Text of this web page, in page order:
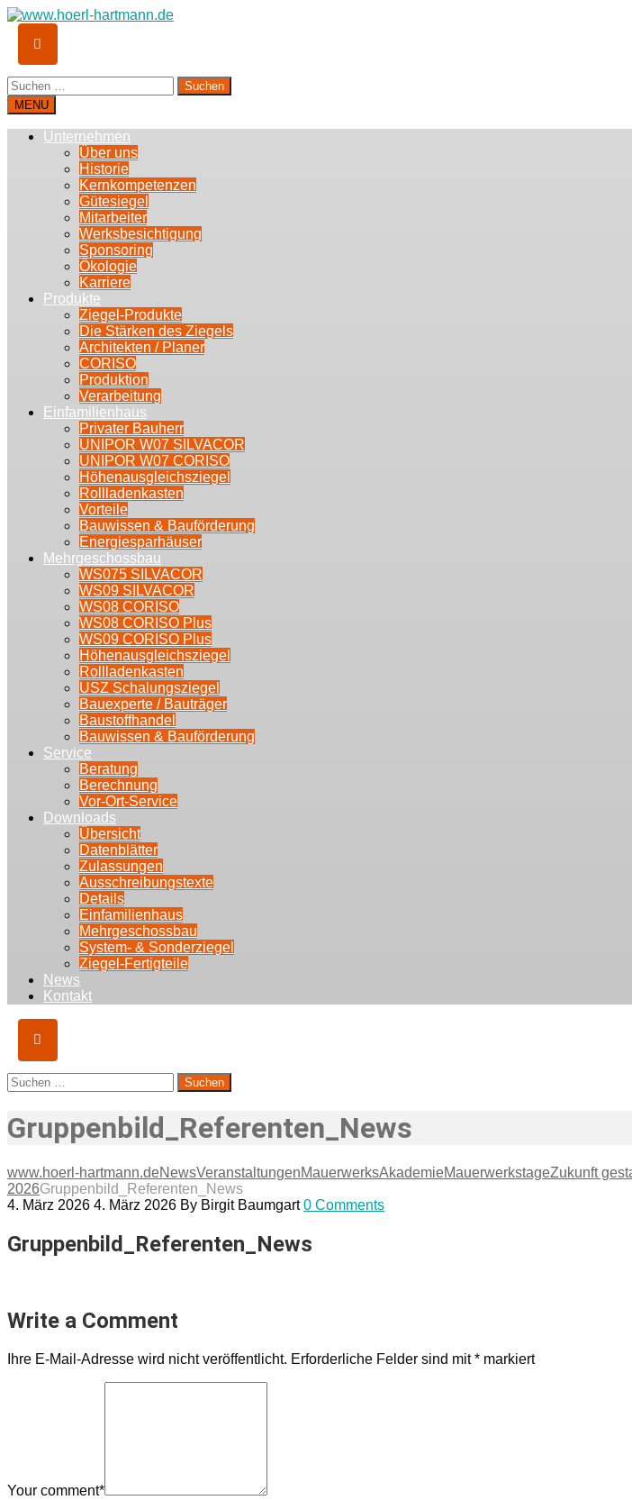
Suchen
nach:
MENU
Unternehmen
Über uns
Historie
Kernkompetenzen
Gütesiegel
Mitarbeiter
Werksbesichtigung
Sponsoring
Ökologie
Karriere
Produkte
Ziegel-Produkte
Die Stärken des Ziegels
Architekten / Planer
CORISO
Produktion
Verarbeitung
Einfamilienhaus
Privater Bauherr
UNIPOR W07 SILVACOR
UNIPOR W07 CORISO
Höhenausgleichsziegel
Rollladenkasten
Vorteile
Bauwissen & Bauförderung
Energiesparhäuser
Mehrgeschossbau
WS075 SILVACOR
WS09 SILVACOR
WS08 CORISO
WS08 CORISO Plus
WS09 CORISO Plus
Höhenausgleichsziegel
Rollladenkasten
USZ Schalungsziegel
Bauexperte / Bauträger
Baustoffhandel
Bauwissen & Bauförderung
Service
Beratung
Berechnung
Vor-Ort-Service
Downloads
Übersicht
Datenblätter
Zulassungen
Ausschreibungstexte
Details
Einfamilienhaus
Mehrgeschossbau
System- & Sonderziegel
Ziegel-Fertigteile
News
Kontakt
Suchen
nach:
Gruppenbild_Referenten_News
www.hoerl-hartmann.deNewsVeranstaltungenMauerwerksAkademieMauerwerkstageZukunft
2026Gruppenbild_Referenten_News
4. März 2026 4. März 2026 By Birgit Baumgart 0 Comments
Gruppenbild_Referenten_News
Write a Comment
Ihre E-Mail-Adresse wird nicht veröffentlicht. Erforderliche Felder sind mit* markiert
Your comment*